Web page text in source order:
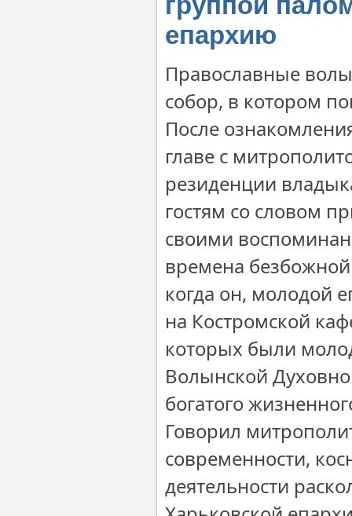
епархию
Православные
собор, в котором
После
главе с
резиденции
гостям со словом
своими
времена безбожной
когда он, молодой
на Костромской
которых были
Волынской
богатого
Говорил
современности,
деятельности